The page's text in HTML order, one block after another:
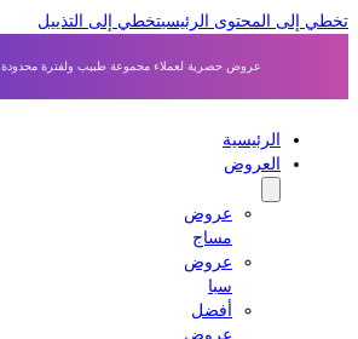
إلى المحتوى الرئيسي تخطي إلى التذييل
عروض حصرية لعملاء مجموعة طبيب ولفترة محدودة
الرئيسية
العروض
عروض
مساج
عروض
أفضل
عروض